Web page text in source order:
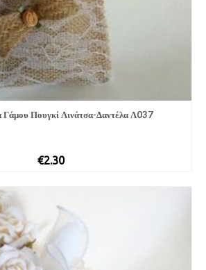
Γάμου Πουγκί Λινάτσα-Δαντέλα Λ037
€2.30